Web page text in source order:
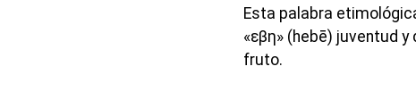
Esta palabra
«εβη» (hebē) juventud
fruto.